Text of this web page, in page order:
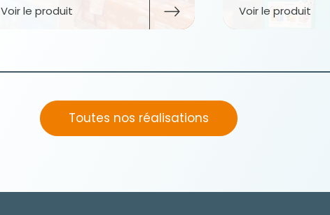
Voir le produit Voir le produit
Toutes nos réalisations